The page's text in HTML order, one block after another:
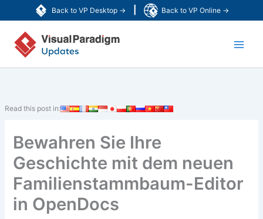
Back to VP Desktop → Back to VP Online →
Inhalt
springen
Read this post in:
Bewahren Sie Ihre
Geschichte mit dem neuen
Familienstammbaum-Editor
in OpenDocs